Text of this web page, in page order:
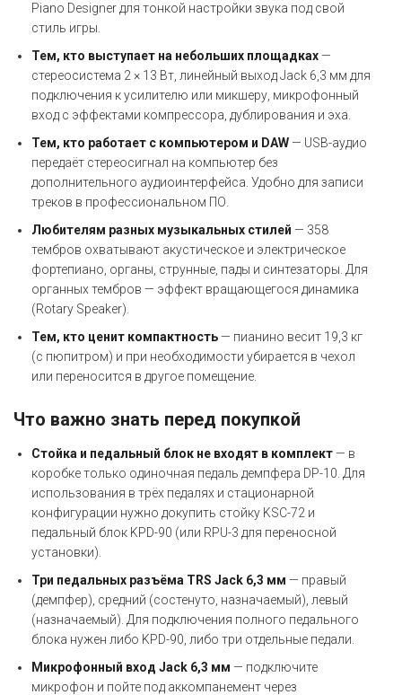
Piano Designer для тонкой настройки звука под свой
стиль игры.
Тем, кто выступает на небольших площадках —
стереосистема 2 × 13 Вт, линейный выход Jack 6,3 мм для
подключения к усилителю или микшеру, микрофонный
вход с эффектами компрессора, дублирования и эха.
Тем, кто работает с компьютером и DAW — USB-аудио
передаёт стереосигнал на компьютер без
дополнительного аудиоинтерфейса. Удобно для записи
треков в профессиональном ПО.
Любителям разных музыкальных стилей — 358
тембров охватывают акустическое и электрическое
фортепиано, органы, струнные, пады и синтезаторы. Для
органных тембров — эффект вращающегося динамика
(Rotary Speaker).
Тем, кто ценит компактность — пианино весит 19,3 кг
(с пюпитром) и при необходимости убирается в чехол
или переносится в другое помещение.
Что важно знать перед покупкой
Стойка и педальный блок не входят в комплект — в
коробке только одиночная педаль демпфера DP-10. Для
использования в трёх педалях и стационарной
конфигурации нужно докупить стойку KSC-72 и
педальный блок KPD-90 (или RPU-3 для переносной
установки).
Три педальных разъёма TRS Jack 6,3 мм — правый
(демпфер), средний (состенуто, назначаемый), левый
(назначаемый). Для подключения полного педального
блока нужен либо KPD-90, либо три отдельные педали.
Микрофонный вход Jack 6,3 мм — подключите
микрофон и пойте под аккомпанемент через